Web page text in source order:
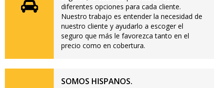
diferentes opciones para cada cliente.
Nuestro trabajo es entender la necesidad de
nuestro cliente y ayudarlo a escoger el
seguro que más le favorezca tanto en el
precio como en cobertura.
SOMOS HISPANOS.